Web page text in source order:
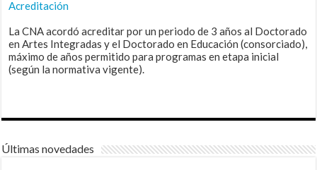
Acreditación
La CNA acordó acreditar por un periodo de 3 años al Doctorado
en Artes Integradas y el Doctorado en Educación (consorciado),
máximo de años permitido para programas en etapa inicial
(según la normativa vigente).
Últimas novedades